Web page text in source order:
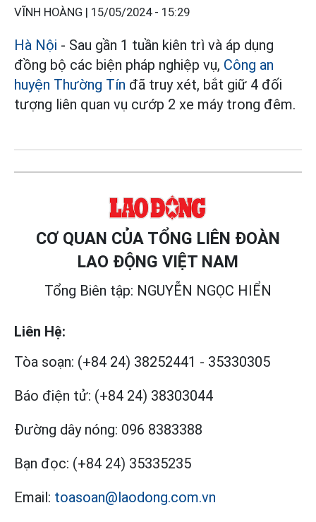
VĨNH HOÀNG | 15/05/2024 - 15:29
Hà Nội - Sau gần 1 tuần kiên trì và áp dụng
đồng bộ các biện pháp nghiệp vụ, Công an
huyện Thường Tín đã truy xét, bắt giữ 4 đối
tượng liên quan vụ cướp 2 xe máy trong đêm.
CƠ QUAN CỦA TỔNG LIÊN ĐOÀN
LAO ĐỘNG VIỆT NAM
Tổng Biên tập: NGUYỄN NGỌC HIỂN
Liên Hệ:
Tòa soạn: (+84 24) 38252441 - 35330305
Báo điện tử: (+84 24) 38303044
Đường dây nóng: 096 8383388
Bạn đọc: (+84 24) 35335235
Email: toasoan@laodong.com.vn